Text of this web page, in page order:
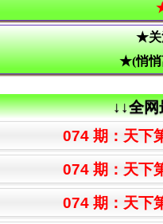
★关
★(悄悄
↓↓全
074 期： 天下
074 期： 天下
074 期： 天下